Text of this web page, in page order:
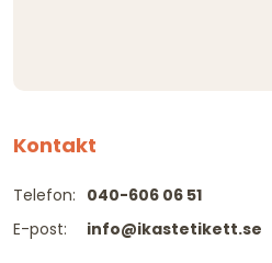
Kontakt
Telefon:
E-post:
040-606 06 51
info@ikastetikett.se